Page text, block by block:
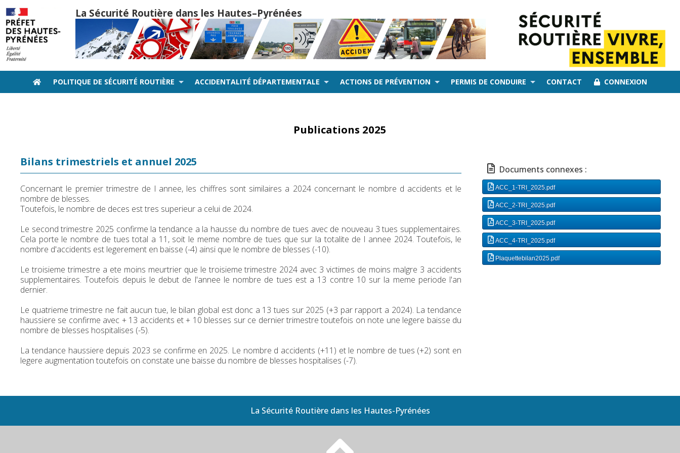
La Sécurité Routière dans les Hautes–Pyrénées
POLITIQUE DE SÉCURITÉ ROUTIÈRE ACCIDENTALITÉ DÉPARTEMENTALE ACTIONS DE PRÉVENTION PERMIS DE CONDUIRE CONTACT CONNEXION
Publications 2025
Bilans trimestriels et annuel 2025
Concernant le premier trimestre de l annee, les chiffres sont similaires a 2024 concernant le nombre d accidents et le
nombre de blesses.
Toutefois, le nombre de deces est tres superieur a celui de 2024.
Le second trimestre 2025 confirme la tendance a la hausse du nombre de tues avec de nouveau 3 tues supplementaires.
Cela porte le nombre de tues total a 11, soit le meme nombre de tues que sur la totalite de l annee 2024. Toutefois, le
nombre d'accidents est legerement en baisse (-4) ainsi que le nombre de blesses (-10).
Le troisieme trimestre a ete moins meurtrier que le troisieme trimestre 2024 avec 3 victimes de moins malgre 3 accidents
supplementaires. Toutefois depuis le debut de l'annee le nombre de tues est a 13 contre 10 sur la meme periode l'an
dernier.
Le quatrieme trimestre ne fait aucun tue, le bilan global est donc a 13 tues sur 2025 (+3 par rapport a 2024). La tendance
haussiere se confirme avec + 13 accidents et + 10 blesses sur ce dernier trimestre toutefois on note une legere baisse du
nombre de blesses hospitalises (-5).
La tendance haussiere depuis 2023 se confirme en 2025. Le nombre d accidents (+11) et le nombre de tues (+2) sont en
legere augmentation toutefois on constate une baisse du nombre de blesses hospitalises (-7).
Documents connexes :
ACC_1-TRI_2025.pdf
ACC_2-TRI_2025.pdf
ACC_3-TRI_2025.pdf
ACC_4-TRI_2025.pdf
Plaquettebilan2025.pdf
La Sécurité Routière dans les Hautes-Pyrénées